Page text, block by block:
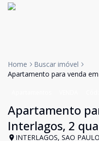
Home
Buscar imóvel
Apartamento para venda
Apartamento
Interlagos, 2
INTERLAGOS, SAO